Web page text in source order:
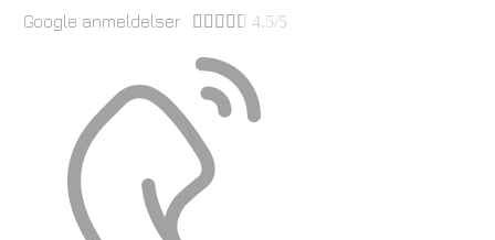
Google anmeldelser      4.5/5